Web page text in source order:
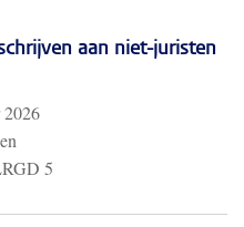
aan niet-juristen
2026
5